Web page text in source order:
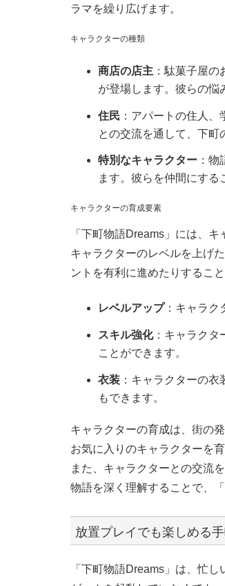
ラマを繰り広げます。
キャラクターの種類
商店の店主 ：駄菓子屋
が登場します。彼らの悩
住民 ：アパートの住人
との交流を通して、下町
特別なキャラクター ：
ます。彼らを仲間にする
キャラクターの育成要素
「下町物語Dreams」には、
キャラクターのレベルを上げ
ントを有利に進めたりすること
レベルアップ：キャラク
スキル強化：キャラクタ
ことができます。
衣装 ：キャラクターの
もできます。
キャラクターの育成は、街の
お気に入りのキャラクターを
また、キャラクターとの交流
物語を深く理解することで、
放置プレイでも楽しめる手
「下町物語Dreams」は、忙